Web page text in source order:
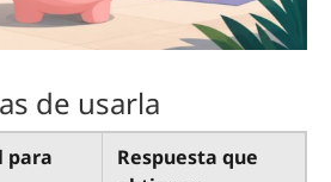
de usarla
para
Respuesta que